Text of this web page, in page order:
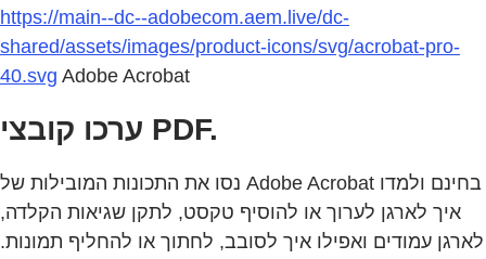
https://main--dc--adobecom.aem.live/dc-
shared/assets/images/product-icons/svg/acrobat-pro-
40.svg Adobe Acrobat
ערכו קובצי PDF.
נסו את התכונות המובילות של Adobe Acrobat בחינם ולמדו
איך לארגן לערוך או להוסיף טקסט, לתקן שגיאות הקלדה,
לארגן עמודים ואפילו איך לסובב, לחתוך או להחליף תמונות.